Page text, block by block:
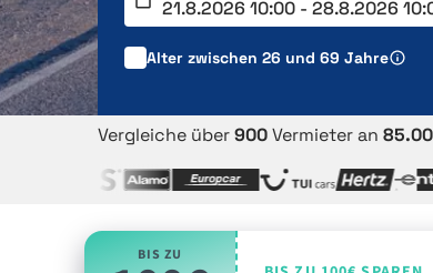
Alter zwischen 26 und 69 Jahre
Vergleiche über900Vermieter an
BIS ZU